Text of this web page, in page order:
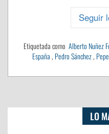
Seguir
Etiquetada como Alberto Nuñez
España, Pedro Sánchez,
LO